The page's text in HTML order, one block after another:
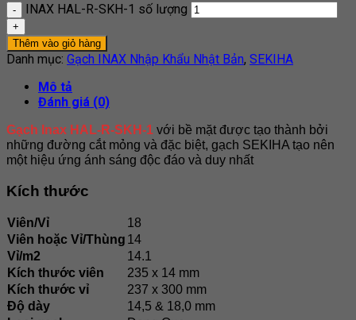
INAX HAL-R-SKH-1 số lượng
Thêm vào giỏ hàng
Danh mục: Gạch INAX Nhập Khẩu Nhật Bản, SEKIHA
Mô tả
Đánh giá (0)
Gạch Inax HAL-R-SKH-1 với bề mặt được tạo thành bởi
những đường cắt mỏng và đặc biệt, gạch SEKIHA tạo nên
một hiệu ứng ánh sáng độc đáo và duy nhất
Kích thước
Viên/Vỉ
18
Viên hoặc Vỉ/Thùng 14
Vỉ/m2
14.1
Kích thước viên
235 x 14 mm
Kích thước vỉ
237 x 300 mm
Độ dày
14,5 & 18,0 mm